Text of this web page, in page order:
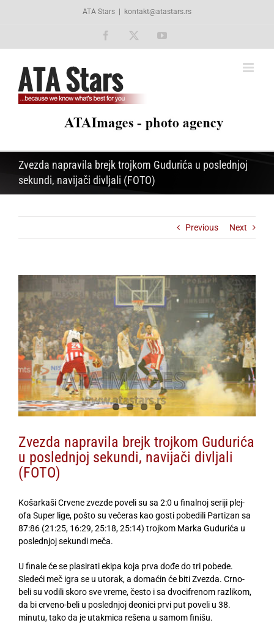
ATA Stars kontakt@atastars.rs
Facebook YouTube
Zvezda napravila brejk trojkom Gudurića u poslednjoj
sekundi, navijači divljali (FOTO)
Previous Next
Larger
Image
Zvezda napravila brejk trojkom Gudurića
u poslednjoj sekundi, navijači divljali
(FOTO)
Košarkaši Crvene zvezde poveli su sa 2:0 u finalnoj seriji plej-
ofa Super lige, pošto su večeras kao gosti pobedili Partizan sa
87:86 (21:25, 16:29, 25:18, 25:14) trojkom Marka Gudurića u
poslednjoj sekundi meča.
U finale će se plasirati ekipa koja prva dođe do tri pobede.
Sledeći meč igra se u utorak, a domaćin će biti Zvezda. Crno-
beli su vodili skoro sve vreme, često i sa dvocifrenom razlikom,
da bi crveno-beli u poslednjoj deonici prvi put poveli u 38.
minutu, tako da je utakmica rešena u samom finišu.